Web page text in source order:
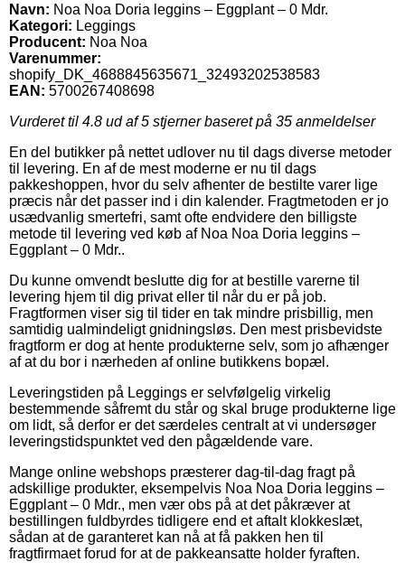
Navn: Noa Noa Doria leggins – Eggplant – 0 Mdr.
Kategori: Leggings
Producent: Noa Noa
Varenummer:
shopify_DK_4688845635671_32493202538583
EAN: 5700267408698
Vurderet til 4.8 ud af 5 stjerner baseret på 35 anmeldelser
En del butikker på nettet udlover nu til dags diverse metoder
til levering. En af de mest moderne er nu til dags
pakkeshoppen, hvor du selv afhenter de bestilte varer lige
præcis når det passer ind i din kalender. Fragtmetoden er jo
usædvanlig smertefri, samt ofte endvidere den billigste
metode til levering ved køb af Noa Noa Doria leggins –
Eggplant – 0 Mdr..
Du kunne omvendt beslutte dig for at bestille varerne til
levering hjem til dig privat eller til når du er på job.
Fragtformen viser sig til tider en tak mindre prisbillig, men
samtidig ualmindeligt gnidningsløs. Den mest prisbevidste
fragtform er dog at hente produkterne selv, som jo afhænger
af at du bor i nærheden af online butikkens bopæl.
Leveringstiden på Leggings er selvfølgelig virkelig
bestemmende såfremt du står og skal bruge produkterne lige
om lidt, så derfor er det særdeles centralt at vi undersøger
leveringstidspunktet ved den pågældende vare.
Mange online webshops præsterer dag-til-dag fragt på
adskillige produkter, eksempelvis Noa Noa Doria leggins –
Eggplant – 0 Mdr., men vær obs på at det påkræver at
bestillingen fuldbyrdes tidligere end et aftalt klokkeslæt,
sådan at de garanteret kan nå at få pakken hen til
fragtfirmaet forud for at de pakkeansatte holder fyraften.